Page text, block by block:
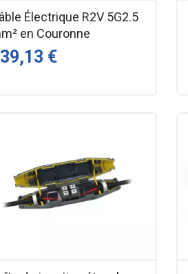
Électrique R2V 5G2.5
en Couronne
€